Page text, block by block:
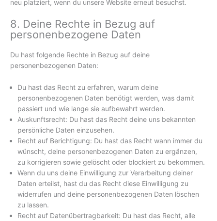
neu platziert, wenn du unsere Website erneut besuchst.
8. Deine Rechte in Bezug auf
personenbezogene Daten
Du hast folgende Rechte in Bezug auf deine
personenbezogenen Daten:
Du hast das Recht zu erfahren, warum deine
personenbezogenen Daten benötigt werden, was damit
passiert und wie lange sie aufbewahrt werden.
Auskunftsrecht: Du hast das Recht deine uns bekannten
persönliche Daten einzusehen.
Recht auf Berichtigung: Du hast das Recht wann immer du
wünscht, deine personenbezogenen Daten zu ergänzen,
zu korrigieren sowie gelöscht oder blockiert zu bekommen.
Wenn du uns deine Einwilligung zur Verarbeitung deiner
Daten erteilst, hast du das Recht diese Einwilligung zu
widerrufen und deine personenbezogenen Daten löschen
zu lassen.
Recht auf Datenübertragbarkeit: Du hast das Recht, alle